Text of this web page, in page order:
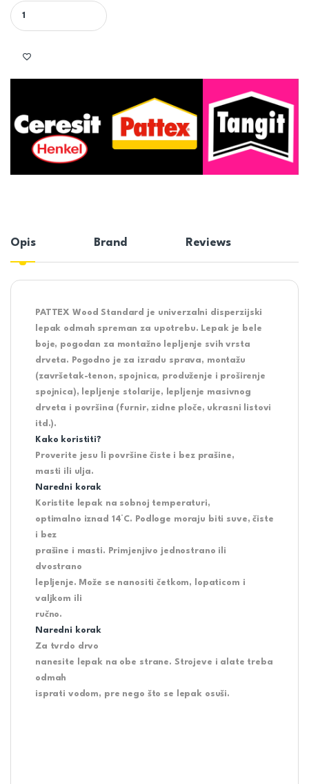
PATTEX WOOD STANDARD - LEPAK ZA DRVO STANDARD quantity
Opis Brand Reviews
PATTEX Wood Standard je univerzalni disperzijski
lepak odmah spreman za upotrebu. Lepak je bele
boje, pogodan za montažno lepljenje svih vrsta
drveta. Pogodno je za izradu sprava, montažu
(završetak-tenon, spojnica, produženje i proširenje
spojnica), lepljenje stolarije, lepljenje masivnog
drveta i površina (furnir, zidne ploče, ukrasni listovi
itd.).
Kako koristiti?
Proverite jesu li površine čiste i bez prašine,
masti ili ulja.
Naredni korak
Koristite lepak na sobnoj temperaturi,
optimalno iznad 14°C. Podloge moraju biti suve, čiste
i bez
prašine i masti. Primjenjivo jednostrano ili
dvostrano
lepljenje. Može se nanositi četkom, lopaticom i
valjkom ili
ručno.
Naredni korak
Za tvrdo drvo
nanesite lepak na obe strane. Strojeve i alate treba
odmah
isprati vodom, pre nego što se lepak osuši.